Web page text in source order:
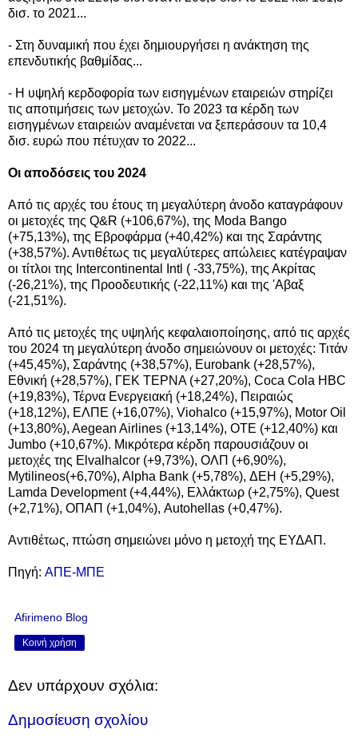
δισ. το 2021...
- Στη δυναμική που έχει δημιουργήσει η ανάκτηση της
επενδυτικής βαθμίδας...
- Η υψηλή κερδοφορία των εισηγμένων εταιρειών στηρίζει
τις αποτιμήσεις των μετοχών. Το 2023 τα κέρδη των
εισηγμένων εταιρειών αναμένεται να ξεπεράσουν τα 10,4
δισ. ευρώ που πέτυχαν το 2022...
Οι αποδόσεις του 2024
Από τις αρχές του έτους τη μεγαλύτερη άνοδο καταγράφουν
οι μετοχές της Q&R (+106,67%), της Moda Bango
(+75,13%), της Εβροφάρμα (+40,42%) και της Σαράντης
(+38,57%). Αντιθέτως τις μεγαλύτερες απώλειες κατέγραψαν
οι τίτλοι της Intercontinental Intl ( -33,75%), της Ακρίτας
(-26,21%), της Προοδευτικής (-22,11%) και της 'Αβαξ
(-21,51%).
Από τις μετοχές της υψηλής κεφαλαιοποίησης, από τις αρχές
του 2024 τη μεγαλύτερη άνοδο σημειώνουν οι μετοχές: Τιτάν
(+45,45%), Σαράντης (+38,57%), Eurobank (+28,57%),
Εθνική (+28,57%), ΓΕΚ ΤΕΡΝΑ (+27,20%), Coca Cola HBC
(+19,83%), Τέρνα Ενεργειακή (+18,24%), Πειραιώς
(+18,12%), ΕΛΠΕ (+16,07%), Viohalco (+15,97%), Motor Oil
(+13,80%), Aegean Airlines (+13,14%), ΟΤΕ (+12,40%) και
Jumbo (+10,67%). Μικρότερα κέρδη παρουσιάζουν οι
μετοχές της Elvalhalcor (+9,73%), ΟΛΠ (+6,90%),
Mytilineos(+6,70%), Alpha Bank (+5,78%), ΔΕΗ (+5,29%),
Lamda Development (+4,44%), Ελλάκτωρ (+2,75%), Quest
(+2,71%), ΟΠΑΠ (+1,04%), Autohellas (+0,47%).
Αντιθέτως, πτώση σημειώνει μόνο η μετοχή της ΕΥΔΑΠ.
Πηγή: ΑΠΕ-ΜΠΕ
Afirimeno Blog
Κοινή χρήση
Δεν υπάρχουν σχόλια:
Δημοσίευση σχολίου